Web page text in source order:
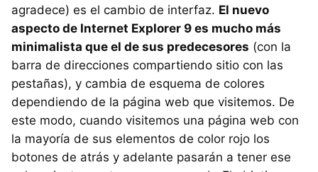
agradece) es el cambio de interfaz. El nuevo
aspecto de Internet Explorer 9 es mucho más
minimalista que el de sus predecesores (con la
barra de direcciones compartiendo sitio con las
pestañas), y cambia de esquema de colores
dependiendo de la página web que visitemos. De
este modo, cuando visitemos una página web con
la mayoría de sus elementos de color rojo los
botones de atrás y adelante pasarán a tener ese